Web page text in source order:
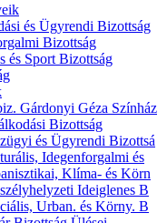
és Ügyrendi Bizottság
Bizottság
és Sport Bizottság
Gárdonyi Géza Színház
Bizottság
és Ügyrendi Bizottsá
Idegenforgalmi és
Klíma- és Körn
Ideiglenes B
Urban. és Körny. B